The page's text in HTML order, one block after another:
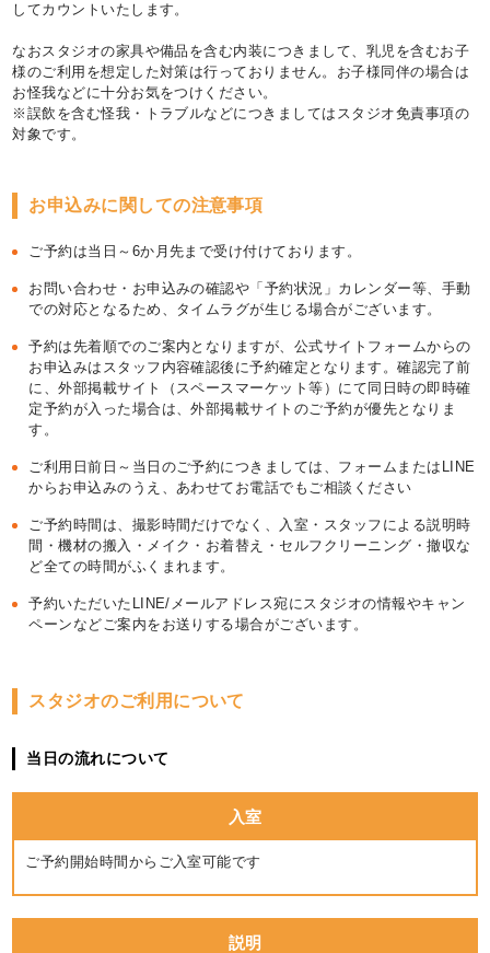
してカウントいたします。
なおスタジオの家具や備品を含む内装につきまして、乳児を含むお子
様のご利用を想定した対策は行っておりません。お子様同伴の場合は
お怪我などに十分お気をつけください。
※誤飲を含む怪我・トラブルなどにつきましてはスタジオ免責事項の
対象です。
お申込みに関しての注意事項
ご予約は当日～6か月先まで受け付けております。
お問い合わせ・お申込みの確認や「予約状況」カレンダー等、手動
での対応となるため、タイムラグが生じる場合がございます。
予約は先着順でのご案内となりますが、公式サイトフォームからの
お申込みはスタッフ内容確認後に予約確定となります。確認完了前
に、外部掲載サイト（スペースマーケット等）にて同日時の即時確
定予約が入った場合は、外部掲載サイトのご予約が優先となりま
す。
ご利用日前日～当日のご予約につきましては、フォームまたはLINE
からお申込みのうえ、あわせてお電話でもご相談ください
ご予約時間は、撮影時間だけでなく、入室・スタッフによる説明時
間・機材の搬入・メイク・お着替え・セルフクリーニング・撤収な
ど全ての時間がふくまれます。
予約いただいたLINE/メールアドレス宛にスタジオの情報やキャン
ペーンなどご案内をお送りする場合がございます。
スタジオのご利用について
当日の流れについて
入室
ご予約開始時間からご入室可能です
説明